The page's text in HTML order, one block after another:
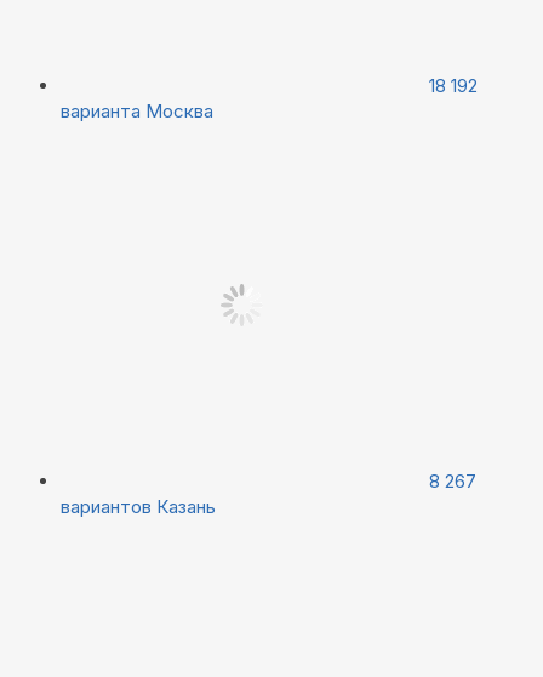
18 192
варианта Москва
8 267
вариантов Казань